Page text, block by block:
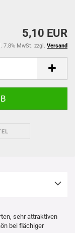
5,10 EUR
7.8% MwSt. zzgl. Versand
sehr attraktiven
bei flächiger